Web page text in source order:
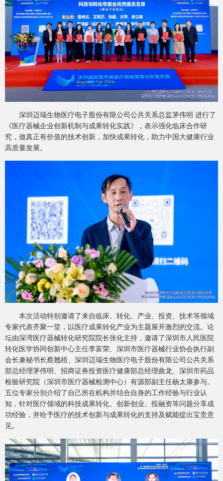
深圳迈瑞生物医疗电子股份有限公司公共关系总监茅伟明 进行了
《医疗器械企业创新机制与成果转化实践》，表示强化临床合作研
究，做真正有价值的技术创新，加快成果转化，助力中国大健康行业
高质量发展。
本次活动特别邀请了来自临床、转化、产业、投资、技术等领域
专家代表齐聚一堂，以医疗成果转化产业为主题展开激烈的交流。论
坛由深湾医疗器械转化研究院院长张化主持，邀请了深圳市人民医院
转化医学协同创新中心主任李富荣、深圳市医疗器械行业协会执行副
会长兼秘书长蔡翘梧、深圳迈瑞生物医疗电子股份有限公司公共关系
部总经理茅伟明、招商证券投资医疗健康部总经理曲龙、深圳市药品
检验研究院（深圳市医疗器械检测中心）有源部副主任杨太康参与。
五位专家分别介绍了自己所在机构并结合自身的工作经验与行业认
知，针对医疗领域的科技成果转化、创新创业、投融资等问题分享成
功经验，并给予医疗的技术创新与成果转化的支持及赋能提出宝贵意
见。